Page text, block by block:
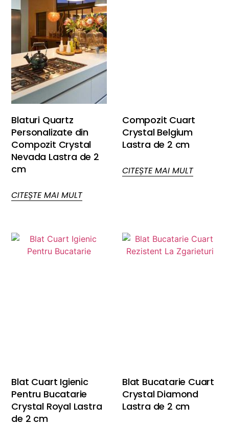
Blaturi Quartz
Personalizate din
Compozit Crystal
Nevada Lastra de 2
cm
CITEȘTE MAI MULT
Compozit Cuart
Crystal Belgium
Lastra de 2 cm
CITEȘTE MAI MULT
Blat Cuart Igienic
Pentru Bucatarie
Crystal Royal Lastra
de 2 cm
Blat Bucatarie Cuart
Crystal Diamond
Lastra de 2 cm